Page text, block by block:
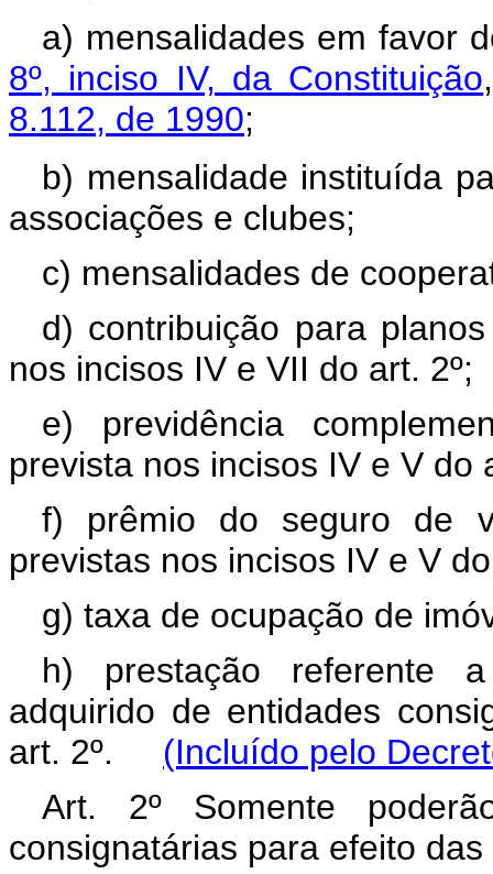
a) mensalidades em favor
8º, inciso IV, da Constituição
8.112, de 1990;
b) mensalidade instituída
associações e clubes;
c) mensalidades de
d) contribuição para
nos incisos IV e VII do art. 2º;
e) previdência
prevista nos incisos IV e V do
f) prêmio do seguro de
previstas nos incisos IV e V
g) taxa de ocupação de
h) prestação referente
adquirido de entidades
art. 2º. (Incluído pelo
Art. 2º Somente
consignatárias para efeito